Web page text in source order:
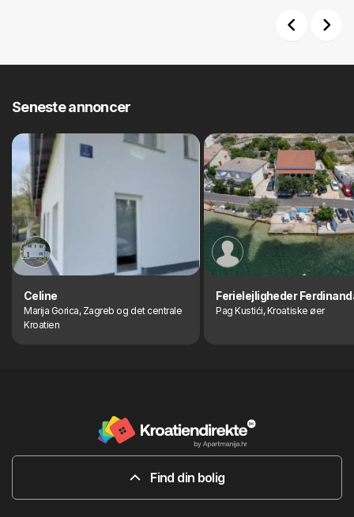
Seneste annoncer
Celine
Marija Gorica, Zagreb og det centrale
Kroatien
Ferielejligheder
Pag Kustići, Kroatiske øer
Find din bolig